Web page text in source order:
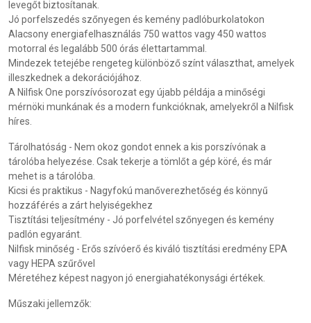
levegőt biztosítanak.
Jó porfelszedés szőnyegen és kemény padlóburkolatokon
Alacsony energiafelhasználás 750 wattos vagy 450 wattos
motorral és legalább 500 órás élettartammal.
Mindezek tetejébe rengeteg különböző színt választhat, amelyek
illeszkednek a dekorációjához.
A Nilfisk One porszívósorozat egy újabb példája a minőségi
mérnöki munkának és a modern funkcióknak, amelyekről a Nilfisk
híres.
Tárolhatóság - Nem okoz gondot ennek a kis porszívónak a
tárolóba helyezése. Csak tekerje a tömlőt a gép köré, és már
mehet is a tárolóba.
Kicsi és praktikus - Nagyfokú manőverezhetőség és könnyű
hozzáférés a zárt helyiségekhez
Tisztítási teljesítmény - Jó porfelvétel szőnyegen és kemény
padlón egyaránt.
Nilfisk minőség - Erős szívóerő és kiváló tisztítási eredmény EPA
vagy HEPA szűrővel
Méretéhez képest nagyon jó energiahatékonysági értékek.
Műszaki jellemzők: